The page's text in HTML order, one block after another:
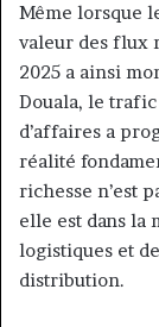
Même lorsque
valeur des flux
2025 a ainsi
Douala, le
d’affaires a
réalité
richesse n’est
elle est dans la
logistiques et
distribution.